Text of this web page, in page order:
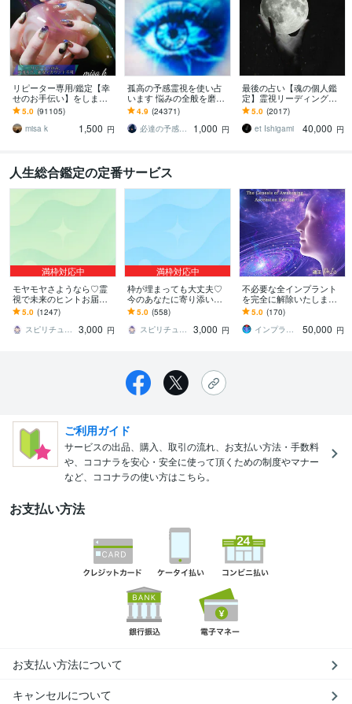
リピーター専用/鑑定【幸
せのお手伝い】をします
☆あなた様が幸せになる
ための鑑定☆
5.0 (91105)
misa k
1,500 円
孤高の予感霊視を使い占
います 悩みの全般を磨き
上げ、研ぎ澄ました予感
より霊視により導きます
4.9 (24371)
必達の予感霊視 渡邊 潤一
1,000 円
最後の占い【魂の個人鑑
定】霊視リーディング承
ります 運命の地図を手
に、輝く人生を創る｜魂
の全体像を紐解く鑑定
5.0 (2017)
et Ishigami
40,000 円
人生総合鑑定の定番サービス
満枠対応中
モヤモヤさようなら♡霊
視で未来のヒントお届け
します 悩みの整理、心の
癒し、少しだけ前に進む
きっかけに
5.0 (1247)
スピリチュアルナース♡さら
3,000 円
満枠対応中
枠が埋まっても大丈夫♡
今のあなたに寄り添いま
す 今すぐ話したいあなた
へ。満枠でも心を込めて
順番にお届けします
5.0 (558)
スピリチュアルナース♡さら
3,000 円
不必要な全インプラント
を完全に解除いたします
インプラント全解除創始
者 × 魂の解放・カルマ浄
化・能力開花
5.0 (170)
インプラント全解除創始者｜魂王DaI⭐︎
50,000 円
ご利用ガイド
サービスの出品、購入、取引の流れ、お支払い方法・手数料
や、ココナラを安心・安全に使って頂くための制度やマナー
など、ココナラの使い方はこちら。
お支払い方法
お支払い方法について
キャンセルについて